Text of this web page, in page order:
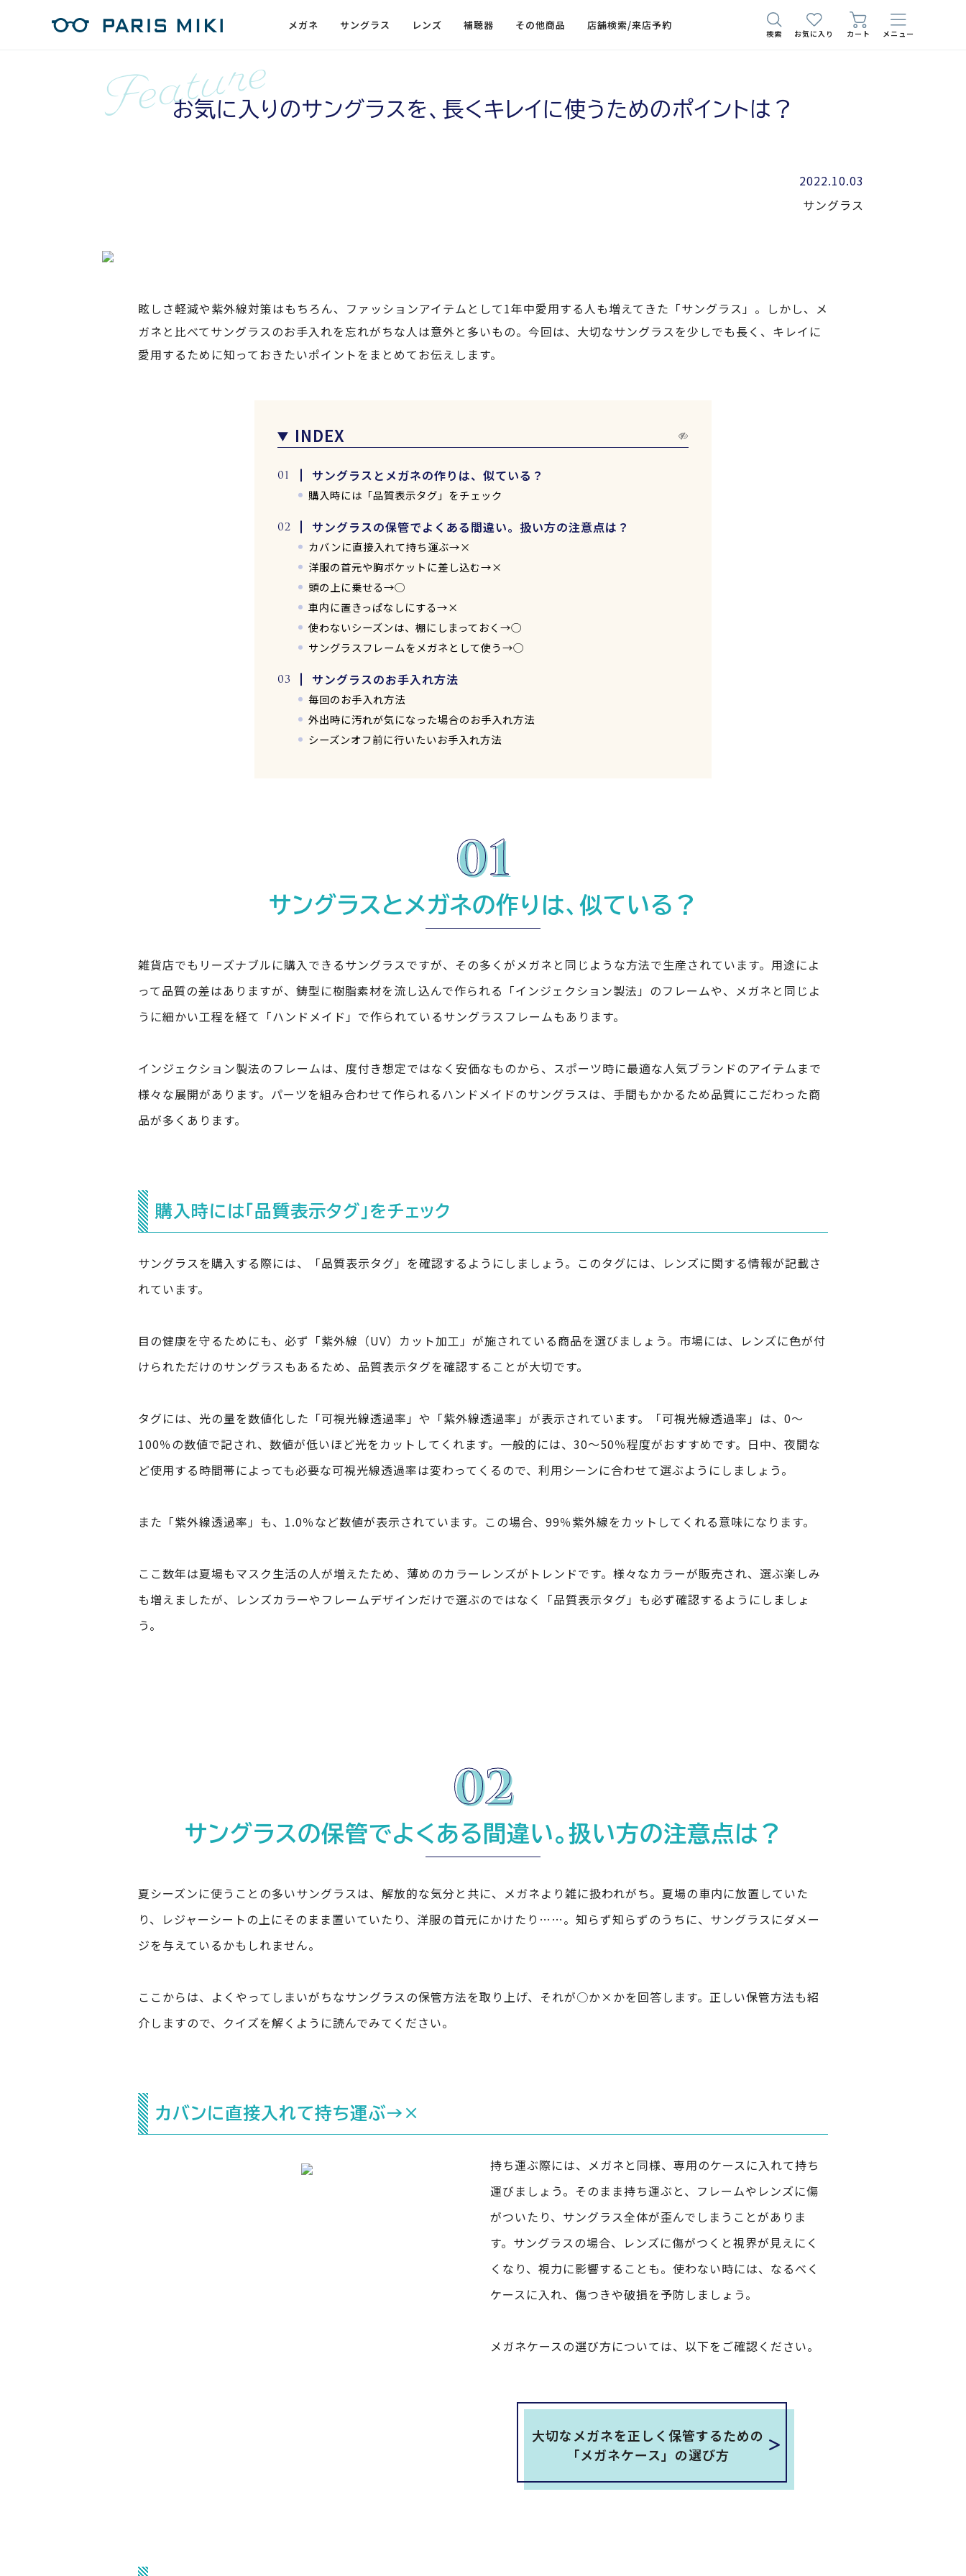
メガネ サングラス レンズ 補聴器 その他商品 店舗検索/来店予約
検索 お気に入り カート メニュー
お気に入りのサングラスを、長くキレイに使うためのポイントは？
2022.10.03
サングラス
眩しさ軽減や紫外線対策はもちろん、ファッションアイテムとして1年中愛用する人も増えてきた「サングラス」。しかし、メ
ガネと比べてサングラスのお手入れを忘れがちな人は意外と多いもの。今回は、大切なサングラスを少しでも長く、キレイに
愛用するために知っておきたいポイントをまとめてお伝えします。
INDEX
サングラスとメガネの作りは、似ている？
購入時には「品質表示タグ」をチェック
サングラスの保管でよくある間違い。扱い方の注意点は？
カバンに直接入れて持ち運ぶ→×
洋服の首元や胸ポケットに差し込む→×
頭の上に乗せる→◯
車内に置きっぱなしにする→×
使わないシーズンは、棚にしまっておく→◯
サングラスフレームをメガネとして使う→◯
サングラスのお手入れ方法
毎回のお手入れ方法
外出時に汚れが気になった場合のお手入れ方法
シーズンオフ前に行いたいお手入れ方法
サングラスとメガネの作りは、似ている？
雑貨店でもリーズナブルに購入できるサングラスですが、その多くがメガネと同じような方法で生産されています。用途によ
って品質の差はありますが、鋳型に樹脂素材を流し込んで作られる「インジェクション製法」のフレームや、メガネと同じよ
うに細かい工程を経て「ハンドメイド」で作られているサングラスフレームもあります。
インジェクション製法のフレームは、度付き想定ではなく安価なものから、スポーツ時に最適な人気ブランドのアイテムまで
様々な展開があります。パーツを組み合わせて作られるハンドメイドのサングラスは、手間もかかるため品質にこだわった商
品が多くあります。
購入時には「品質表示タグ」をチェック
サングラスを購入する際には、「品質表示タグ」を確認するようにしましょう。このタグには、レンズに関する情報が記載さ
れています。
目の健康を守るためにも、必ず「紫外線（UV）カット加工」が施されている商品を選びましょう。市場には、レンズに色が付
けられただけのサングラスもあるため、品質表示タグを確認することが大切です。
タグには、光の量を数値化した「可視光線透過率」や「紫外線透過率」が表示されています。「可視光線透過率」は、0〜
100％の数値で記され、数値が低いほど光をカットしてくれます。一般的には、30〜50％程度がおすすめです。日中、夜間な
ど使用する時間帯によっても必要な可視光線透過率は変わってくるので、利用シーンに合わせて選ぶようにしましょう。
また「紫外線透過率」も、1.0％など数値が表示されています。この場合、99％紫外線をカットしてくれる意味になります。
ここ数年は夏場もマスク生活の人が増えたため、薄めのカラーレンズがトレンドです。様々なカラーが販売され、選ぶ楽しみ
も増えましたが、レンズカラーやフレームデザインだけで選ぶのではなく「品質表示タグ」も必ず確認するようにしましょ
う。
サングラスの保管でよくある間違い。扱い方の注意点は？
夏シーズンに使うことの多いサングラスは、解放的な気分と共に、メガネより雑に扱われがち。夏場の車内に放置していた
り、レジャーシートの上にそのまま置いていたり、洋服の首元にかけたり……。知らず知らずのうちに、サングラスにダメー
ジを与えているかもしれません。
ここからは、よくやってしまいがちなサングラスの保管方法を取り上げ、それが○か×かを回答します。正しい保管方法も紹
介しますので、クイズを解くように読んでみてください。
カバンに直接入れて持ち運ぶ→×
持ち運ぶ際には、メガネと同様、専用のケースに入れて持ち
運びましょう。そのまま持ち運ぶと、フレームやレンズに傷
がついたり、サングラス全体が歪んでしまうことがありま
す。サングラスの場合、レンズに傷がつくと視界が見えにく
くなり、視力に影響することも。使わない時には、なるべく
ケースに入れ、傷つきや破損を予防しましょう。
メガネケースの選び方については、以下をご確認ください。
大切なメガネを正しく保管するための
「メガネケース」の選び方